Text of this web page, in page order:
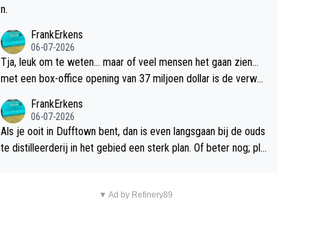
n.
FrankErkens
06-07-2026
Tja, leuk om te weten... maar of veel mensen het gaan zien...
met een box-office opening van 37 miljoen dollar is de verwa
FrankErkens
06-07-2026
Als je ooit in Dufftown bent, dan is even langsgaan bij de ouds
te distilleerderij in het gebied een sterk plan. Of beter nog; pla
▼ Ad by Refinery89